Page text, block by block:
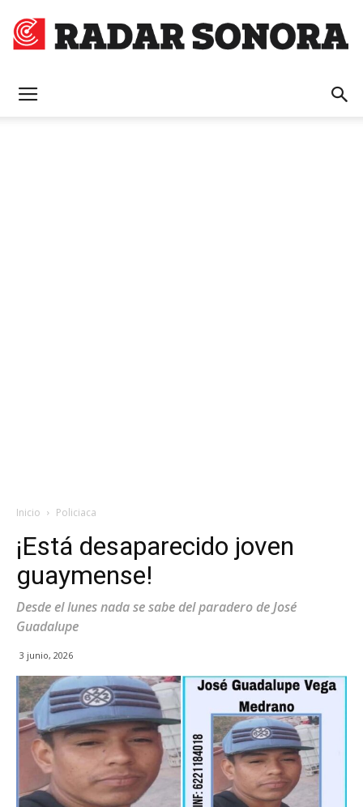
Inicio Policiaca
¡Está desaparecido joven
guaymense!
Desde el lunes nada se sabe del paradero de José
Guadalupe
3 junio, 2026